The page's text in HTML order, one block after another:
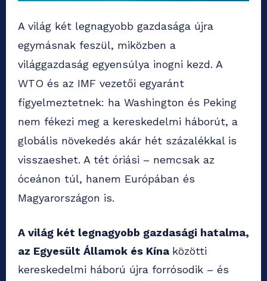
A világ két legnagyobb gazdasága újra
egymásnak feszül, miközben a
világgazdaság egyensúlya inogni kezd. A
WTO és az IMF vezetői egyaránt
figyelmeztetnek: ha Washington és Peking
nem fékezi meg a kereskedelmi háborút, a
globális növekedés akár hét százalékkal is
visszaeshet. A tét óriási – nemcsak az
óceánon túl, hanem Európában és
Magyarországon is.
A világ két legnagyobb gazdasági hatalma,
az Egyesült Államok és Kína közötti
kereskedelmi háború újra forrósodik – és